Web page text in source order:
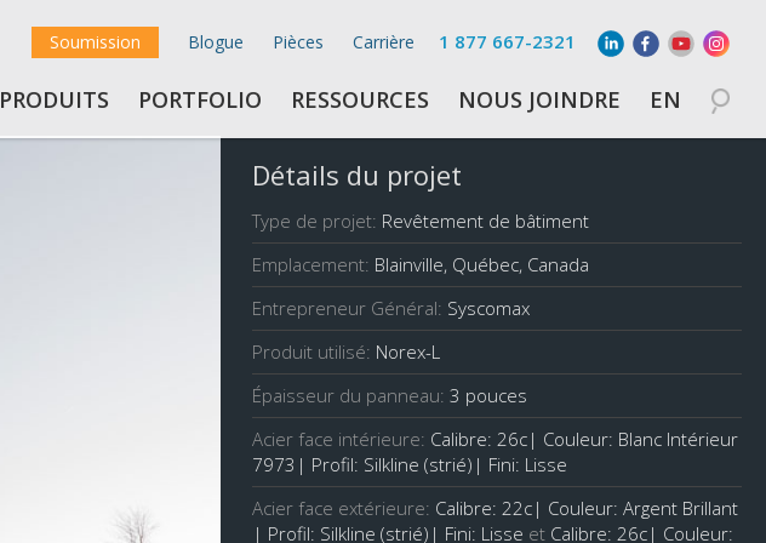
1 877 667-2321
Soumission Blogue Pièces Carrière
PRODUITS PORTFOLIO RESSOURCES NOUS JOINDRE EN
Détails du projet
Type de projet: Revêtement de bâtiment
Emplacement: Blainville, Québec, Canada
Entrepreneur Général: Syscomax
Produit utilisé: Norex-L
Épaisseur du panneau:3 pouces
Acier face intérieure: Calibre: 26c| Couleur: Blanc Intérieur
7973| Profil: Silkline (strié)| Fini: Lisse
Acier face extérieure: Calibre: 22c| Couleur: Argent Brillant
| Profil: Silkline (strié)| Fini: Lisse et Calibre: 26c| Couleur: